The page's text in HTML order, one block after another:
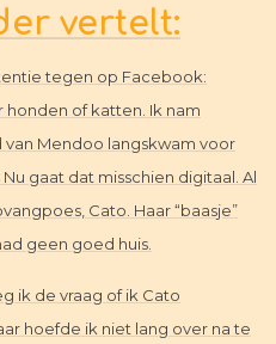
vertelt:
tegen op Facebook:
of katten. Ik nam
Mendoo langskwam voor
gaat dat misschien digitaal. Al
Cato. Haar “baasje”
geen goed huis.
ik de vraag of ik Cato
hoefde ik niet lang over na te